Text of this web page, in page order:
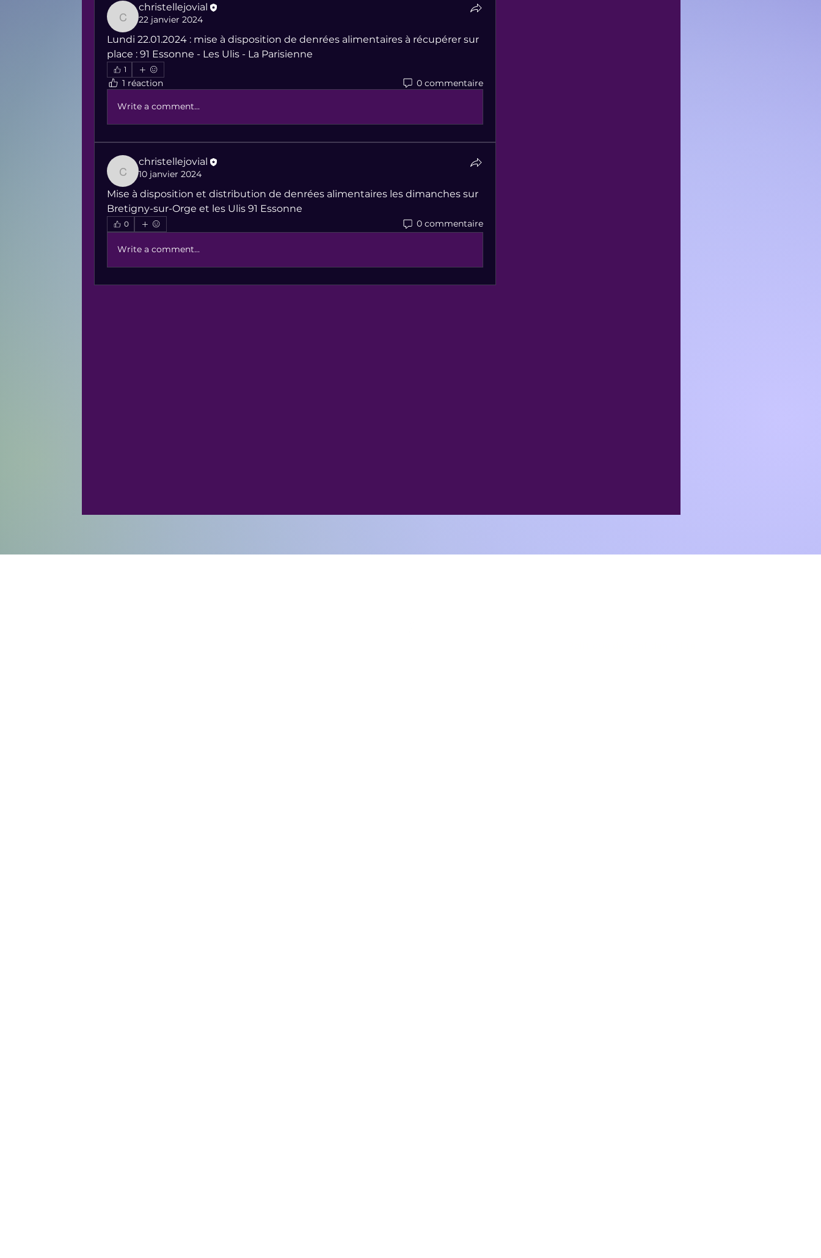
christellejovial
christellejovial
22 janvier 2024
Lundi 22.01.2024 : mise à disposition de denrées alimentaires à récupérer sur
place : 91 Essonne - Les Ulis - La Parisienne
1
1 réaction 0 commentaire
Write a comment...
christellejovial
christellejovial
10 janvier 2024
Mise à disposition et distribution de denrées alimentaires les dimanches sur
Bretigny-sur-Orge et les Ulis 91 Essonne
0 0 commentaire
Write a comment...